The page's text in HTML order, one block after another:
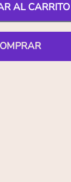
AL CARRITO